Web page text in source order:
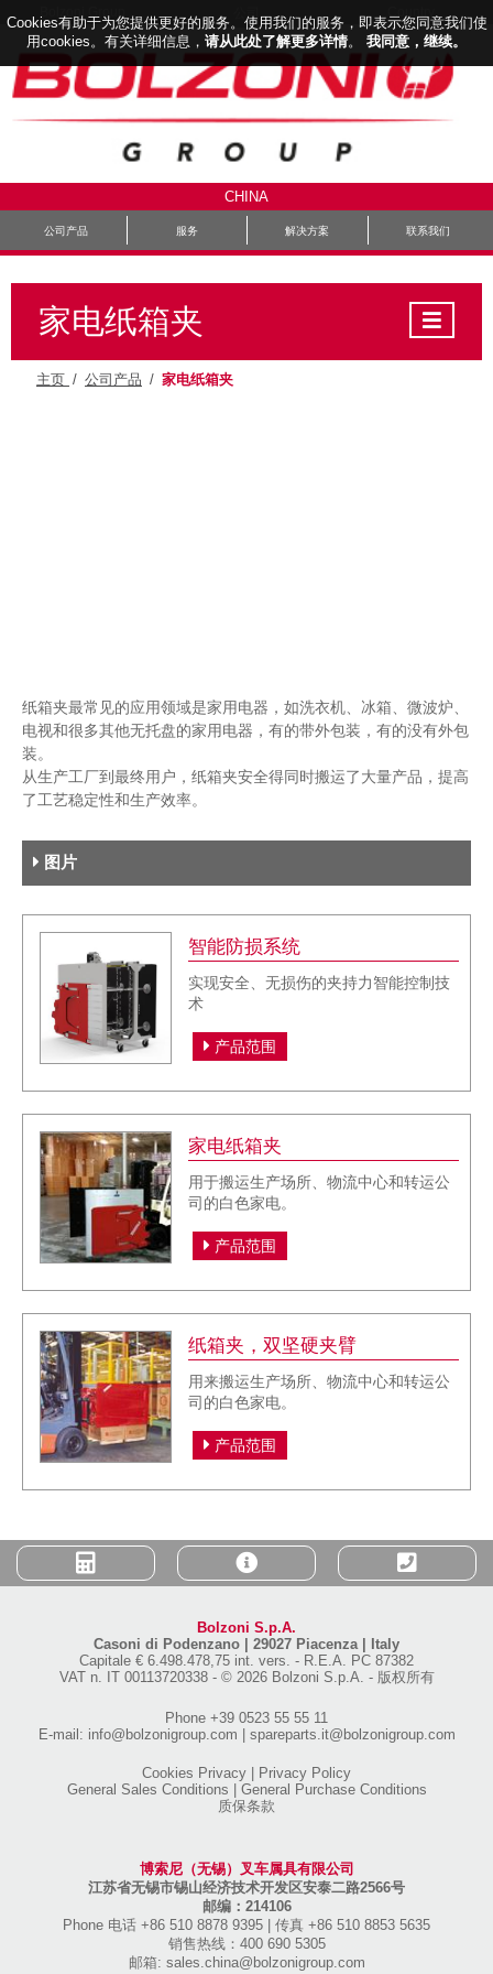
Cookies有助于为您提供更好的服务。使用我们的服务，即表示您同意我们使
用cookies。有关详细信息， 请从此处了解更多详情。 我同意，继续。
公司
CHINA
公司产品 服务 解决方案 联系我们
家电纸箱夹
主页 / 公司产品 / 家电纸箱夹
纸箱夹最常见的应用领域是家用电器，如洗衣机、冰箱、微波炉、
电视和很多其他无托盘的家用电器，有的带外包装，有的没有外包
装。
从生产工厂到最终用户，纸箱夹安全得同时搬运了大量产品，提高
了工艺稳定性和生产效率。
图片
智能防损系统
实现安全、无损伤的夹持力智能控制技
术
产品范围
家电纸箱夹
用于搬运生产场所、物流中心和转运公
司的白色家电。
产品范围
纸箱夹，双坚硬夹臂
用来搬运生产场所、物流中心和转运公
司的白色家电。
产品范围
Bolzoni S.p.A.
Casoni di Podenzano
29027 Piacenza | Italy
Capitale € 6.498.478,75 int. vers. - R.E.A. PC 87382
VAT n. IT 00113720338- © 2026 Bolzoni S.p.A. - 版权所有
Phone +39 0523 55 55 11
E-mail: info@bolzonigroup.com spareparts.it@bolzonigroup.com
Cookies Privacy
Privacy Policy
General Sales Conditions
General Purchase Conditions
质保条款
博索尼（无锡）叉车属具有限公司
江苏省无锡市锡山经济技术开发区安泰二路2566号
邮编：214106
Phone 电话 +86 510 8878 9395
传真 +86 510 8853 5635
销售热线：400 690 5305
邮箱: sales.china@bolzonigroup.com